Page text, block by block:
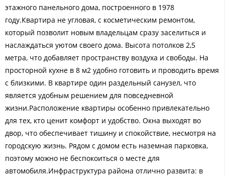
этажного панельного дома, построенного в 1978
году.Квартира не угловая, с косметическим ремонтом,
который позволит новым владельцам сразу заселиться и
наслаждаться уютом своего дома. Высота потолков 2,5
метра, что добавляет пространству воздуха и свободы. На
просторной кухне в 8 м2 удобно готовить и проводить время
с близкими. В квартире один раздельный санузел, что
является удобным решением для повседневной
жизни.Расположение квартиры особенно привлекательно
для тех, кто ценит комфорт и удобство. Окна выходят во
двор, что обеспечивает тишину и спокойствие, несмотря на
городскую жизнь. Рядом с домом есть наземная парковка,
поэтому можно не беспокоиться о месте для
автомобиля.Инфраструктура района отлично развита: в